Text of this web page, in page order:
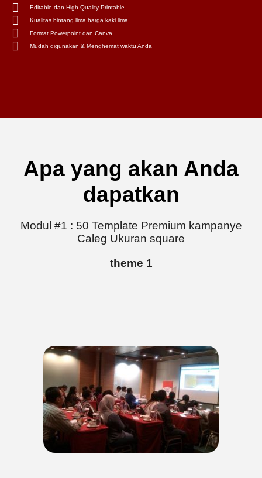
Editable dan High Quality Printable
Kualitas bintang lima harga kaki lima
Format Powerpoint dan Canva
Mudah digunakan & Menghemat waktu Anda
Apa yang akan Anda
dapatkan
Modul #1 : 50 Template Premium kampanye
Caleg Ukuran square
theme 1